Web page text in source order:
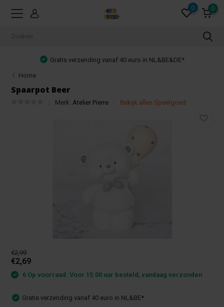
0 0
Gratis verzending vanaf 40 euro in NL&BE&DE*
Home
Spaarpot Beer
Merk: Atelier Pierre Bekijk alles Speelgoed
€2,99
€2,69
6 Op voorraad: Voor 15:00 uur besteld, vandaag verzonden
Gratis verzending vanaf 40 euro in NL&BE*